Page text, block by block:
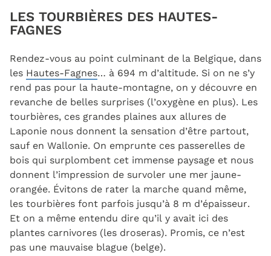
LES TOURBIÈRES DES HAUTES-
FAGNES
Rendez-vous au point culminant de la Belgique, dans
les Hautes-Fagnes… à 694 m d’altitude. Si on ne s’y
rend pas pour la haute-montagne, on y découvre en
revanche de belles surprises (l’oxygène en plus). Les
tourbières, ces grandes plaines aux allures de
Laponie nous donnent la sensation d’être partout,
sauf en Wallonie. On emprunte ces passerelles de
bois qui surplombent cet immense paysage et nous
donnent l’impression de survoler une mer jaune-
orangée. Évitons de rater la marche quand même,
les tourbières font parfois jusqu’à 8 m d’épaisseur.
Et on a même entendu dire qu’il y avait ici des
plantes carnivores (les droseras). Promis, ce n’est
pas une mauvaise blague (belge).